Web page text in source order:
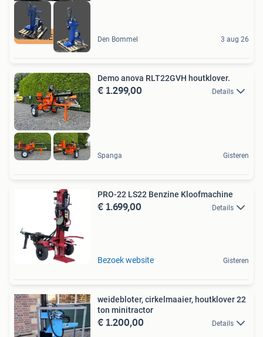
NIEUW Den Bommel 3 aug 26
Demo anova RLT22GVH houtklover.
€ 1.299,00 Details
Spanga Gisteren
PRO-22 LS22 Benzine Kloofmachine
€ 1.699,00 Details
Bezoek website Gisteren
weidebloter, cirkelmaaier, houtklover 22
ton minitractor
€ 1.200,00 Details